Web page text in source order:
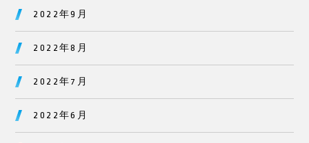
2022年9月
2022年8月
2022年7月
2022年6月